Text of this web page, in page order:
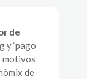
de
y ‘pago
motivos
de